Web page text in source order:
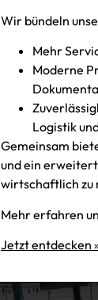
Wir bündeln
Mehr
Moderne
Logistik
Gemeinsam
und ein
wirtschaftlich zu
Mehr erfahren
Jetzt entdecken